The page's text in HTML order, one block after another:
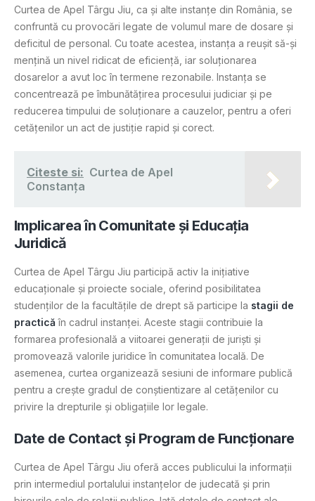
Curtea de Apel Târgu Jiu, ca și alte instanțe din România, se
confruntă cu provocări legate de volumul mare de dosare și
deficitul de personal. Cu toate acestea, instanța a reușit să-și
mențină un nivel ridicat de eficiență, iar soluționarea
dosarelor a avut loc în termene rezonabile. Instanța se
concentrează pe îmbunătățirea procesului judiciar și pe
reducerea timpului de soluționare a cauzelor, pentru a oferi
cetățenilor un act de justiție rapid și corect.
Citeste si: Curtea de Apel
Constanța
Implicarea în Comunitate și Educația
Juridică
Curtea de Apel Târgu Jiu participă activ la inițiative
educaționale și proiecte sociale, oferind posibilitatea
studenților de la facultățile de drept să participe la stagii de
practică în cadrul instanței. Aceste stagii contribuie la
formarea profesională a viitoarei generații de juriști și
promovează valorile juridice în comunitatea locală. De
asemenea, curtea organizează sesiuni de informare publică
pentru a crește gradul de conștientizare al cetățenilor cu
privire la drepturile și obligațiile lor legale.
Date de Contact și Program de Funcționare
Curtea de Apel Târgu Jiu oferă acces publicului la informații
prin intermediul portalului instanțelor de judecată și prin